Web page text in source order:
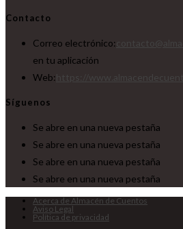
Contacto
Correo electrónico:
en tu aplicación
Web:
Síguenos
Se abre en una nueva pestaña
Se abre en una nueva pestaña
Se abre en una nueva pestaña
Se abre en una nueva pestaña
Acerca de Almacén de Cuentos
Aviso Legal
Política de privacidad